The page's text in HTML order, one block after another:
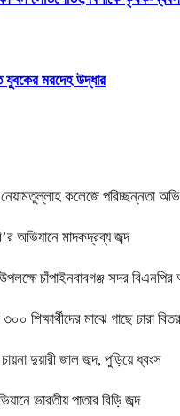
যুবকের মরদেহ উদ্ধার
কলেজে পরিচ্ছন্নতা
অভিযানে মাদকদ্রব্য জব্দ
চাঁপাইনবাবগঞ্জ সদর
শিক্ষার্থীদের মাঝে গাছে চারা
দুয়ারী জাল জব্দ, পুড়িয়ে ধ্বংস
ভারতীয় পাতার বিড়ি জব্দ